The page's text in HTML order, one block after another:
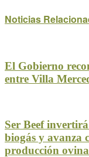
Noticias
El Gobierno
entre Villa
Ser Beef
biogás y avanza
producción